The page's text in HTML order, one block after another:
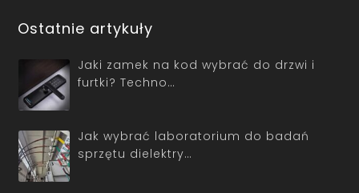
Ostatnie artykuły
Jaki zamek na kod wybrać do drzwi i
furtki? Techno…
Jak wybrać laboratorium do badań
sprzętu dielektry…